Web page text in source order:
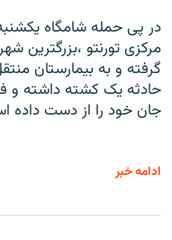
در پی حمله شامگاه
گرفته و به بیمارستان
حادثه یک کشته داشته و
جان خود را از دست داده
ادامه خبر